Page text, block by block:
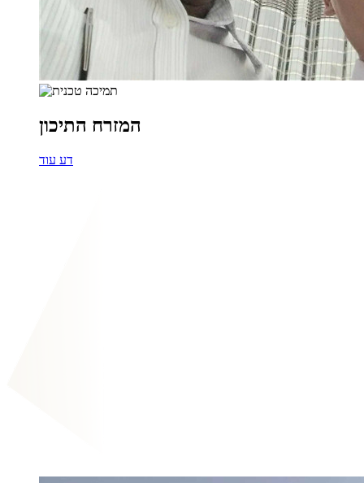
המזרח התיכון
דע עוד